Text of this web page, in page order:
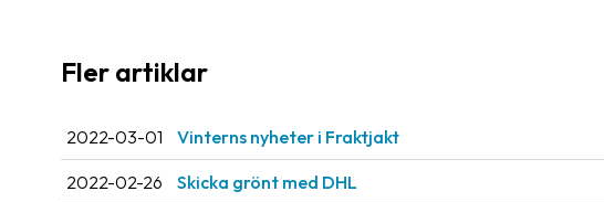
Fler artiklar
2022-03-01 Vinterns nyheter i Fraktjakt
2022-02-26 Skicka grönt med DHL